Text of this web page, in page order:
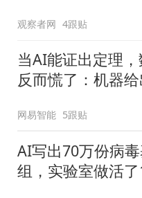
观察者网 4跟贴
当AI能证出定理
反而慌了：机器
网易智能 5跟贴
AI写出70万份病
组，实验室做活